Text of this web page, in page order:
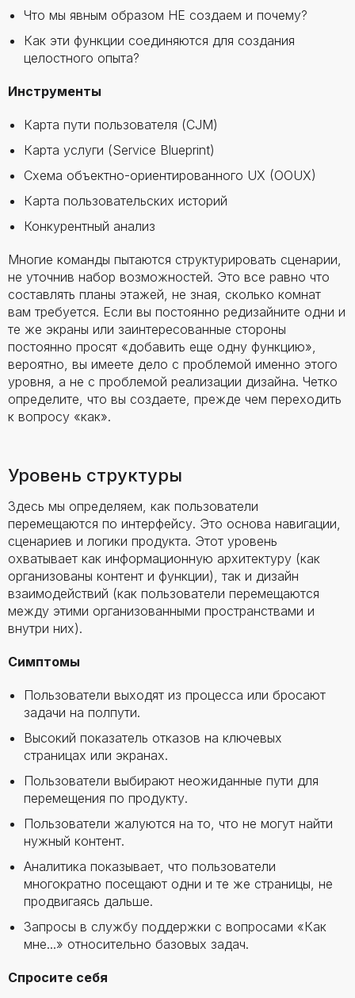
Что мы явным образом НЕ создаем и почему?
Как эти функции соединяются для создания
целостного опыта?
Инструменты
Карта пути пользователя (CJM)
Карта услуги (Service Blueprint)
Схема объектно-ориентированного UX (OOUX)
Карта пользовательских историй
Конкурентный анализ
Многие команды пытаются структурировать сценарии,
не уточнив набор возможностей. Это все равно что
составлять планы этажей, не зная, сколько комнат
вам требуется. Если вы постоянно редизайните одни и
те же экраны или заинтересованные стороны
постоянно просят «добавить еще одну функцию»,
вероятно, вы имеете дело с проблемой именно этого
уровня, а не с проблемой реализации дизайна. Четко
определите, что вы создаете, прежде чем переходить
к вопросу «как».
Уровень структуры
Здесь мы определяем, как пользователи
перемещаются по интерфейсу. Это основа навигации,
сценариев и логики продукта. Этот уровень
охватывает как информационную архитектуру (как
организованы контент и функции), так и дизайн
взаимодействий (как пользователи перемещаются
между этими организованными пространствами и
внутри них).
Симптомы
Пользователи выходят из процесса или бросают
задачи на полпути.
Высокий показатель отказов на ключевых
страницах или экранах.
Пользователи выбирают неожиданные пути для
перемещения по продукту.
Пользователи жалуются на то, что не могут найти
нужный контент.
Аналитика показывает, что пользователи
многократно посещают одни и те же страницы, не
продвигаясь дальше.
Запросы в службу поддержки с вопросами «Как
мне...» относительно базовых задач.
Спросите себя